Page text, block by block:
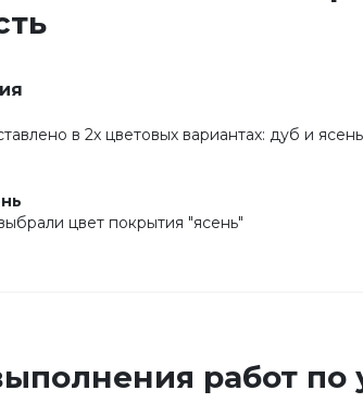
в 2х цветовых вариантах: дуб и ясень
цвет покрытия "ясень"
работ по